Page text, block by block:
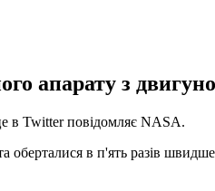
апарату з
в Twitter повідомляє NASA.
в п'ять разів